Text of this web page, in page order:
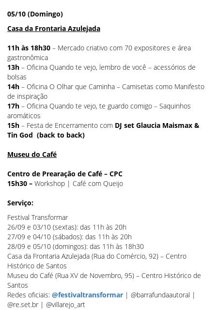
05/10 (Domingo)
Casa da Frontaria Azulejada
11h às 18h30 – Mercado criativo com 70 expositores e área
gastronômica
13h – Oficina Quando te vejo, lembro de você – acessórios de
bolsas
14h – Oficina O Olhar que Caminha – Camisetas como Manifesto
de inspiração
17h – Oficina Quando te vejo, te guardo comigo – Saquinhos
aromáticos
15h – Festa de Encerramento com DJ set Glaucia Maismax &
Tin God (back to back)
Museu do Café
Centro de Prearação de Café – CPC
15h30 – Workshop | Café com Queijo
Serviço:
Festival Transformar
26/09 e 03/10 (sextas): das 11h às 20h
27/09 e 04/10 (sábados): das 11h às 20h
28/09 e 05/10 (domingos): das 11h às 18h30
Casa da Frontaria Azulejada (Rua do Comércio, 92) – Centro
Histórico de Santos
Museu do Café (Rua XV de Novembro, 95) – Centro Histórico de
Santos
Redes oficiais: @festivaltransformar | @barrafundaautoral |
@re.set.br | @villarejo_art